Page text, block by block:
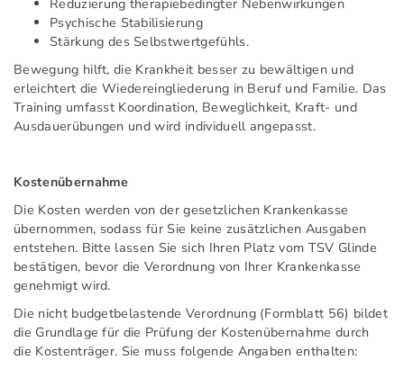
Psychische Stabilisierung
Stärkung des Selbstwertgefühls.
Bewegung hilft, die Krankheit besser zu bewältigen und
erleichtert die Wiedereingliederung in Beruf und Familie. Das
Training umfasst Koordination, Beweglichkeit, Kraft- und
Ausdauerübungen und wird individuell angepasst.
Kostenübernahme
Die Kosten werden von der gesetzlichen Krankenkasse
übernommen, sodass für Sie keine zusätzlichen Ausgaben
entstehen. Bitte lassen Sie sich Ihren Platz vom TSV Glinde
bestätigen, bevor die Verordnung von Ihrer Krankenkasse
genehmigt wird.
Die nicht budgetbelastende Verordnung (Formblatt 56) bildet
die Grundlage für die Prüfung der Kostenübernahme durch
die Kostenträger. Sie muss folgende Angaben enthalten: